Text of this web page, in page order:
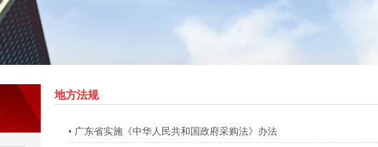
地方法规
• 广东省实施《中华人民共和国政府采购法》办法